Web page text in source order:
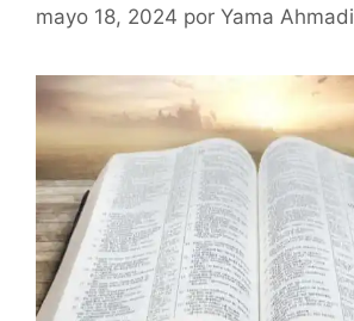
mayo 18, 2024 por Yama Ahmadi